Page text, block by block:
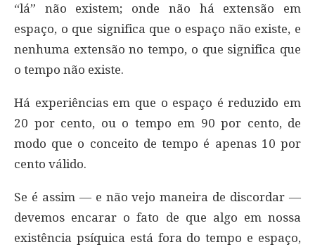
“lá” não existem; onde não há extensão em
espaço, o que significa que o espaço não existe, e
nenhuma extensão no tempo, o que significa que
o tempo não existe.
Há experiências em que o espaço é reduzido em
20 por cento, ou o tempo em 90 por cento, de
modo que o conceito de tempo é apenas 10 por
cento válido.
Se é assim — e não vejo maneira de discordar —
devemos encarar o fato de que algo em nossa
existência psíquica está fora do tempo e espaço,